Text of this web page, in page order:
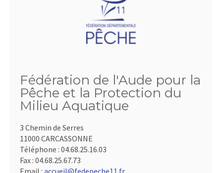
Fédération de l'Aude pour la
Pêche et la Protection du
Milieu Aquatique
3 Chemin de Serres
11000 CARCASSONNE
Téléphone : 04.68.25.16.03
Fax : 04.68.25.67.73
Email : accueil@fedepeche11.fr